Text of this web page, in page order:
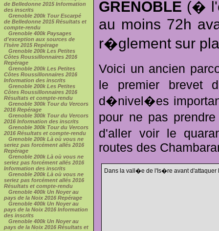
de Belledonne 2015 Information
des inscrits
Grenoble 200k Tour Escarpé
de Belledonne 2015 Résultats et
compte-rendu
Grenoble 400k Paysages
d'exception aux sources de
l'Isère 2015 Repérage
Grenoble 200k Les Petites
Côtes Roussillonnaires 2016
Repérage
Grenoble 200k Les Petites
Côtes Roussillonnaires 2016
Information des inscrits
Grenoble 200k Les Petites
Côtes Roussillonnaires 2016
Résultats et compte-rendu
Grenoble 300k Tour du Vercors
2016 Repérage
Grenoble 300k Tour du Vercors
2016 Information des inscrits
Grenoble 300k Tour du Vercors
2016 Résultats et compte-rendu
Grenoble 200k Là où vous ne
seriez pas forcément allés 2016
Repérage
Grenoble 200k Là où vous ne
seriez pas forcément allés 2016
Information des inscrits
Grenoble 200k Là où vous ne
seriez pas forcément allés 2016
Résultats et compte-rendu
Grenoble 400k Un Noyer au
pays de la Noix 2016 Repérage
Grenoble 400k Un Noyer au
pays de la Noix 2016 Information
des inscrits
Grenoble 400k Un Noyer au
pays de la Noix 2016 Résultats et
GRENOBLE (�
au moins 72h
r�glement sur
Voici un ancien
le premier
d�nivel�es
pour ne pas
d'aller voir le
routes des
Dans la vall�e de l'Is�re avant d'attaquer